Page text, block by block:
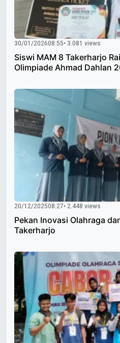
30/01/202608:55• 3.081 views
Siswi MAM 8 Takerharjo
Olimpiade Ahmad Dahlan
20/12/202508:27• 2.448 views
Pekan Inovasi Olahraga
Takerharjo